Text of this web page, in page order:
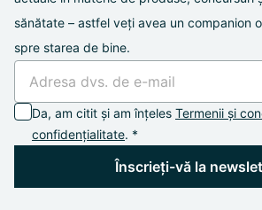
sănătate – astfel veți avea un companion
spre starea de bine.
Da, am citit și am înțeles Termenii și
confidențialitate. *
Înscrieți-vă la